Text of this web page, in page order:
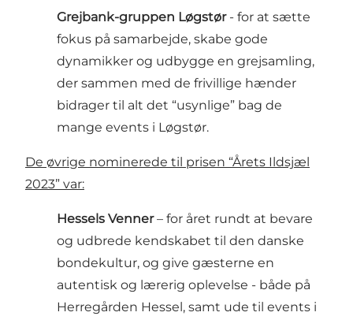
Grejbank-gruppen Løgstør- for at sætte
fokus på samarbejde, skabe gode
dynamikker og udbygge en grejsamling,
der sammen med de frivillige hænder
bidrager til alt det “usynlige” bag de
mange events i Løgstør.
De øvrige nominerede til prisen “Årets Ildsjæl
2023” var:
Hessels Venner– for året rundt at bevare
og udbrede kendskabet til den danske
bondekultur, og give gæsterne en
autentisk og lærerig oplevelse - både på
Herregården Hessel, samt ude til events i